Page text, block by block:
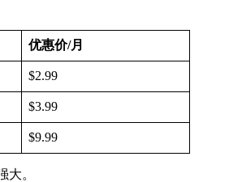
优惠价/月
$2.99
$3.99
$9.99
大。